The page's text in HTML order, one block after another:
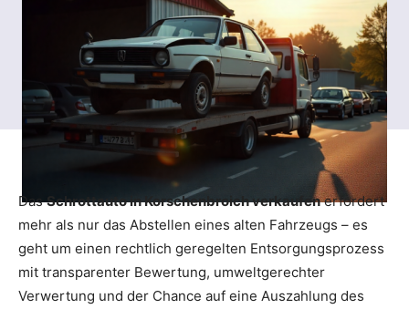
DasSchrottauto in Korschenbroich verkaufenerfordert
mehr als nur das Abstellen eines alten Fahrzeugs – es
geht um einen rechtlich geregelten Entsorgungsprozess
mit transparenter Bewertung, umweltgerechter
Verwertung und der Chance auf eine Auszahlung des